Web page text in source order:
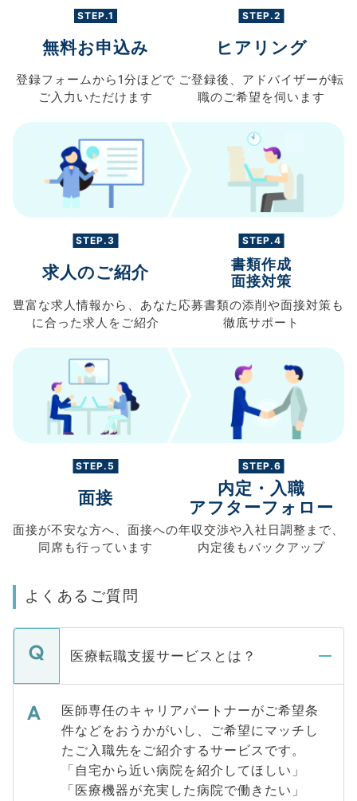
STEP.1
無料お申込み
登録フォームから 1分ほどで
ご入力 いただけます
STEP.2
ヒアリング
ご登録後、 アドバイザーが転
職のご希望を伺います
STEP.3
求人のご紹介
豊富な求人情報から、 あなた
に合った求人を ご紹介
STEP.4
書類作成
面接対策
応募書類の添削や面接対策も
徹底サポート
STEP.5
面接
面接が不安な方へ、 面接への
同席も行っています
STEP.6
内定・入職
アフターフォロー
年収交渉や入社日調整まで、
内定後もバックアップ
よくあるご質問
医療転職支援サービスとは？
医師専任のキャリアパートナーがご希望条
件などをおうかがいし、ご希望にマッチし
たご入職先をご紹介するサービスです。
「自宅から近い病院を紹介してほしい」
「医療機器が充実した病院で働きたい」